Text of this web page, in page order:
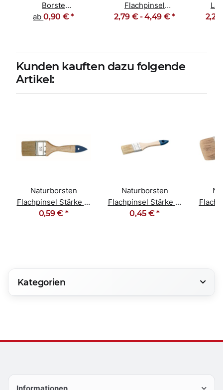
Borste
Kunststoffgriff gelb
ab0,90 €*
Flachpinsel
Lackierpinsel
2,79 € -4,49 €*
Kunden kauften dazu folgende
Artikel:
Naturborsten
Flachpinsel Stärke 5,
Größe 50mm
0,59 € *
Naturborsten
Flachpinsel Stärke 5,
Größe 35mm
0,45 €*
Kategorien